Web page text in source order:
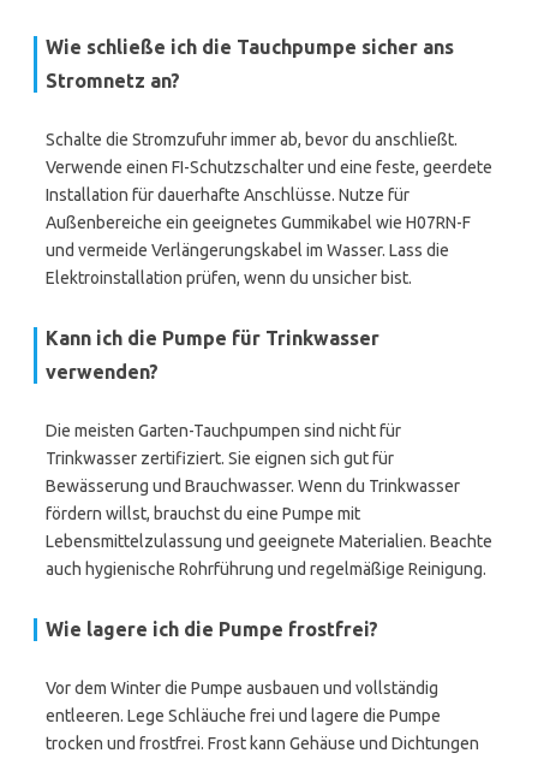
Wie schließe ich die Tauchpumpe sicher ans
Stromnetz an?
Schalte die Stromzufuhr immer ab, bevor du anschließt.
Verwende einen FI-Schutzschalter und eine feste, geerdete
Installation für dauerhafte Anschlüsse. Nutze für
Außenbereiche ein geeignetes Gummikabel wie H07RN-F
und vermeide Verlängerungskabel im Wasser. Lass die
Elektroinstallation prüfen, wenn du unsicher bist.
Kann ich die Pumpe für Trinkwasser
verwenden?
Die meisten Garten-Tauchpumpen sind nicht für
Trinkwasser zertifiziert. Sie eignen sich gut für
Bewässerung und Brauchwasser. Wenn du Trinkwasser
fördern willst, brauchst du eine Pumpe mit
Lebensmittelzulassung und geeignete Materialien. Beachte
auch hygienische Rohrführung und regelmäßige Reinigung.
Wie lagere ich die Pumpe frostfrei?
Vor dem Winter die Pumpe ausbauen und vollständig
entleeren. Lege Schläuche frei und lagere die Pumpe
trocken und frostfrei. Frost kann Gehäuse und Dichtungen